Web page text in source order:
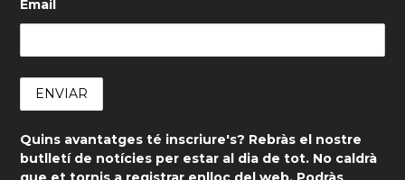
Email
Quins avantatges té inscriure's? Rebràs el nostre
butlletí de notícies per estar al dia de tot. No caldrà